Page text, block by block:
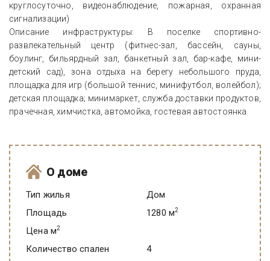
круглосуточно, видеонаблюдение, пожарная, охранная
сигнализации)
Описание инфраструктуры: В поселке спортивно-
развлекательный центр (фитнес-зал, бассейн, сауны,
боулинг, бильярдный зал, банкетный зал, бар-кафе, мини-
детский сад), зона отдыха на берегу небольшого пруда,
площадка для игр (большой теннис, минифутбол, волейбол);
детская площадка; минимаркет, служба доставки продуктов,
прачечная, химчистка, автомойка, гостевая автостоянка
О доме
Тип жилья
Дом
Площадь
1280 м2
Цена м2
Количество спален
4